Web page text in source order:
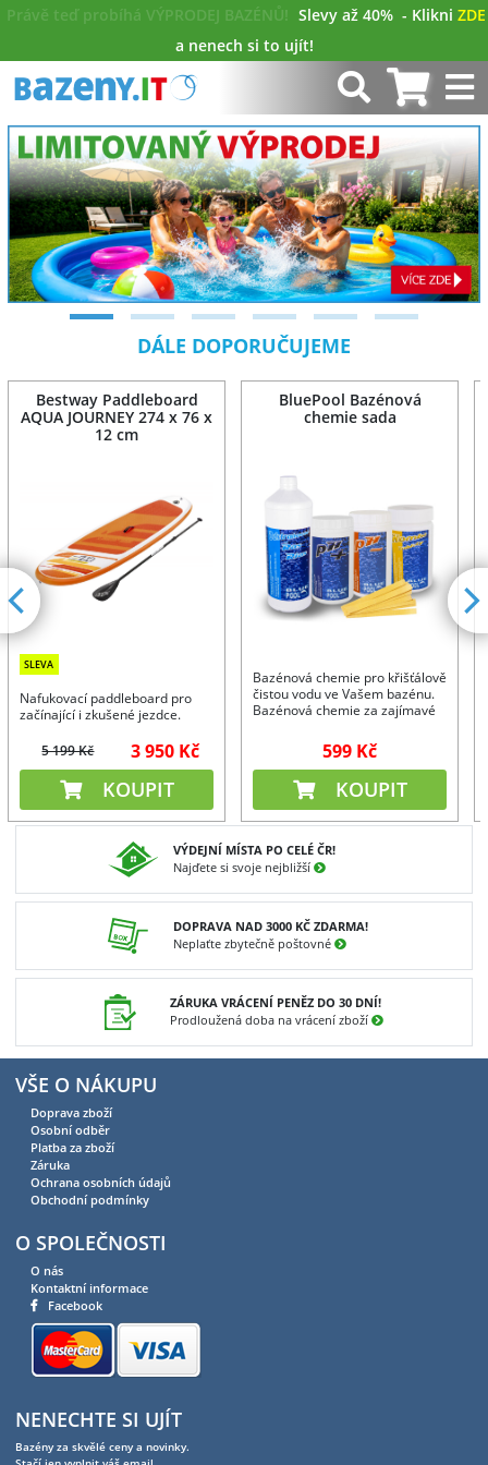
Právě teď probíhá VÝPRODEJ BAZÉNŮ! Slevy až 40% - Klikni ZDE
a nenech si to ujít!
DÁLE DOPORUČUJEME
Bestway Paddleboard
AQUA JOURNEY 274 x 76 x
12 cm
SLEVA
Nafukovací paddleboard pro
začínající i zkušené jezdce.
5 199 Kč
3 950 Kč
KOUPIT
BluePool Bazénová
chemie sada
Bazénová chemie pro křišťálově
čistou vodu ve Vašem bazénu.
Bazénová chemie za zajímavé
Vám. Bazénová chemie pro
nafukovací i zahradní bazény.
599 Kč
KOUPIT
VÝDEJNÍ MÍSTA PO CELÉ ČR!
Najďete si svoje nejbližší
DOPRAVA NAD 3000 KČ ZDARMA!
Neplaťte zbytečně poštovné
ZÁRUKA VRÁCENÍ PENĚZ DO 30 DNÍ!
Prodloužená doba na vrácení zboží
VŠE O NÁKUPU
Doprava zboží
Osobní odběr
Platba za zboží
Záruka
Ochrana osobních údajů
Obchodní podmínky
O SPOLEČNOSTI
O nás
Kontaktní informace
Facebook
NENECHTE SI UJÍT
Bazény za skvělé ceny a novinky.